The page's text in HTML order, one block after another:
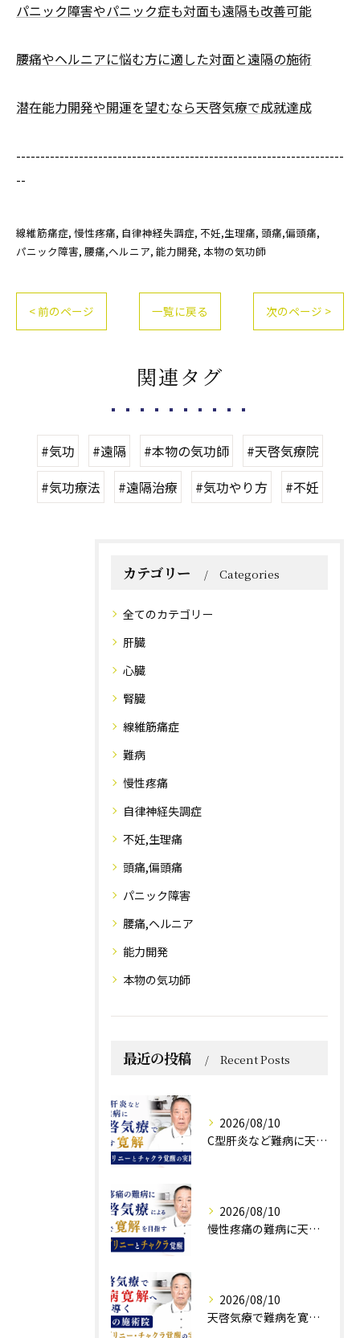
パニック障害やパニック症も対面も遠隔も改善可能
腰痛やヘルニアに悩む方に適した対面と遠隔の施術
潜在能力開発や開運を望むなら天啓気療で成就達成
--------------------------------------------------------------------
--
線維筋痛症 慢性疼痛 自律神経失調症 不妊,生理痛 頭痛,偏頭痛
パニック障害 腰痛,ヘルニア 能力開発 本物の気功師
< 前のページ 一覧に戻る 次のページ >
関連タグ
#気功 #遠隔 #本物の気功師
#天啓気療院
#気功療法
#遠隔治療 #気功やり方 #不妊
カテゴリー Categories
全てのカテゴリー
肝臓
心臓
腎臓
線維筋痛症
難病
慢性疼痛
自律神経失調症
不妊,生理痛
頭痛,偏頭痛
パニック障害
腰痛,ヘルニア
能力開発
本物の気功師
最近の投稿 Recent Posts
2026/08/10
C型肝炎など難病に天啓気療で目指す寛解 クンダリニーとチャクラ覚醒の実践法
2026/08/10
慢性疼痛の難病に天啓気療による施術で寛解を目指すクンダリニーとチャクラ覚醒
2026/08/10
天啓気療で難病を寛解へ導く東京の施術院クンダリニー・チャクラ覚醒の実践法